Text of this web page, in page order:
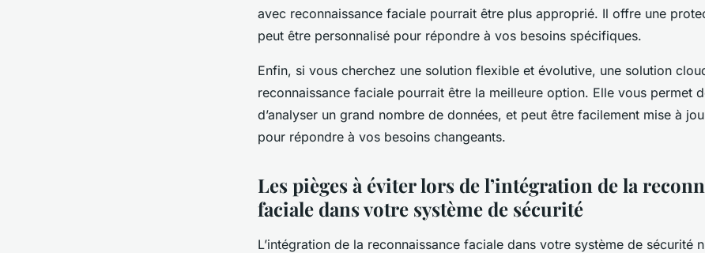
avec reconnaissance faciale pourrait être plus approprié. Il offre une
peut être personnalisé pour répondre à vos besoins spécifiques.
Enfin, si vous cherchez une solution flexible et évolutive, une solution
reconnaissance faciale pourrait être la meilleure option. Elle vous permet
d’analyser un grand nombre de données, et peut être facilement mise à
pour répondre à vos besoins changeants.
Les pièges à éviter lors de l’intégration de la
faciale dans votre système de sécurité
L’intégration de la reconnaissance faciale dans votre système de sécurité